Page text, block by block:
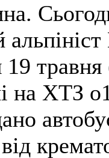
19
на ХТЗ